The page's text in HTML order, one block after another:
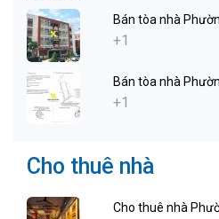
Bán tòa nhà
+1
Bán tòa nhà
+1
Cho thuê nhà
Cho thuê nhà